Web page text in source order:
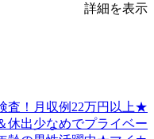
詳細を表示